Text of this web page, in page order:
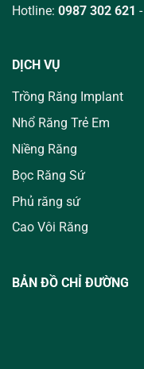
Hotline: 0987 302 621
DỊCH VỤ
Trồng Răng Implant
Nhổ Răng Trẻ Em
Niềng Răng
Bọc Răng Sứ
Phủ răng sứ
Cao Vôi Răng
BẢN ĐỒ CHỈ ĐƯỜNG